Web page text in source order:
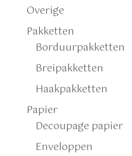
Overige
Pakketten
Borduurpakketten
Breipakketten
Haakpakketten
Papier
Decoupage papier
Enveloppen